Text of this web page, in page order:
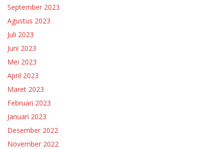
September 2023
Agustus 2023
Juli 2023
Juni 2023
Mei 2023
April 2023
Maret 2023
Februari 2023
Januari 2023
Desember 2022
November 2022